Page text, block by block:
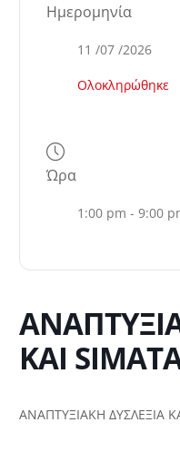
Ημερομηνία
11 /07 /2026
Ολοκληρώθηκε
Ώρα
1:00 pm - 9:00
ΚΑΙ
ΑΝΑΠΤΥΞΙΑΚΗ ΔΥΣΛΕΞΙΑ